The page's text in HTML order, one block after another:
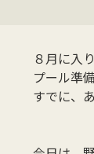
８月に入
プール準
すでに、